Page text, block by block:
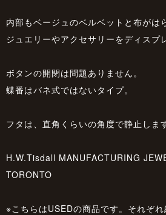
内部もベージュのベルベットと布がは
ジュエリーやアクセサリーをディスプ
ボタンの開閉は問題ありません。
蝶番はバネ式ではないタイプ。
フタは、直角くらいの角度で静止しま
H.W.Tisdall MANUFACTURING
TORONTO
※こちらはUSEDの商品です。それぞ